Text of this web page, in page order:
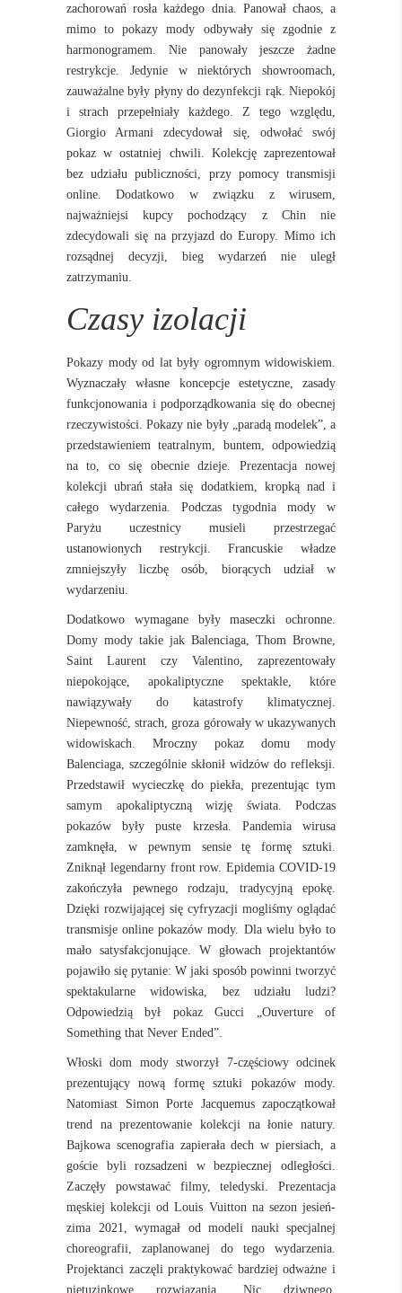
zachorowań rosła każdego dnia. Panował chaos, a
mimo to pokazy mody odbywały się zgodnie z
harmonogramem. Nie panowały jeszcze żadne
restrykcje. Jedynie w niektórych showroomach,
zauważalne były płyny do dezynfekcji rąk. Niepokój
i strach przepełniały każdego. Z tego względu,
Giorgio Armani zdecydował się, odwołać swój
pokaz w ostatniej chwili. Kolekcję zaprezentował
bez udziału publiczności, przy pomocy transmisji
online. Dodatkowo w związku z wirusem,
najważniejsi kupcy pochodzący z Chin nie
zdecydowali się na przyjazd do Europy. Mimo ich
rozsądnej decyzji, bieg wydarzeń nie uległ
zatrzymaniu.
Czasy izolacji
Pokazy mody od lat były ogromnym widowiskiem.
Wyznaczały własne koncepcje estetyczne, zasady
funkcjonowania i podporządkowania się do obecnej
rzeczywistości. Pokazy nie były „paradą modelek”, a
przedstawieniem teatralnym, buntem, odpowiedzią
na to, co się obecnie dzieje. Prezentacja nowej
kolekcji ubrań stała się dodatkiem, kropką nad i
całego wydarzenia. Podczas tygodnia mody w
Paryżu uczestnicy musieli przestrzegać
ustanowionych restrykcji. Francuskie władze
zmniejszyły liczbę osób, biorących udział w
wydarzeniu.
Dodatkowo wymagane były maseczki ochronne.
Domy mody takie jak Balenciaga, Thom Browne,
Saint Laurent czy Valentino, zaprezentowały
niepokojące, apokaliptyczne spektakle, które
nawiązywały do katastrofy klimatycznej.
Niepewność, strach, groza górowały w ukazywanych
widowiskach. Mroczny pokaz domu mody
Balenciaga, szczególnie skłonił widzów do refleksji.
Przedstawił wycieczkę do piekła, prezentując tym
samym apokaliptyczną wizję świata. Podczas
pokazów były puste krzesła. Pandemia wirusa
zamknęła, w pewnym sensie tę formę sztuki.
Zniknął legendarny front row. Epidemia COVID-19
zakończyła pewnego rodzaju, tradycyjną epokę.
Dzięki rozwijającej się cyfryzacji mogliśmy oglądać
transmisje online pokazów mody. Dla wielu było to
mało satysfakcjonujące. W głowach projektantów
pojawiło się pytanie: W jaki sposób powinni tworzyć
spektakularne widowiska, bez udziału ludzi?
Odpowiedzią był pokaz Gucci „Ouverture of
Something that Never Ended”.
Włoski dom mody stworzył 7-częściowy odcinek
prezentujący nową formę sztuki pokazów mody.
Natomiast Simon Porte Jacquemus zapoczątkował
trend na prezentowanie kolekcji na łonie natury.
Bajkowa scenografia zapierała dech w piersiach, a
goście byli rozsadzeni w bezpiecznej odległości.
Zaczęły powstawać filmy, teledyski. Prezentacja
męskiej kolekcji od Louis Vuitton na sezon jesień-
zima 2021, wymagał od modeli nauki specjalnej
choreografii, zaplanowanej do tego wydarzenia.
Projektanci zaczęli praktykować bardziej odważne i
nietuzinkowe rozwiązania. Nic dziwnego.